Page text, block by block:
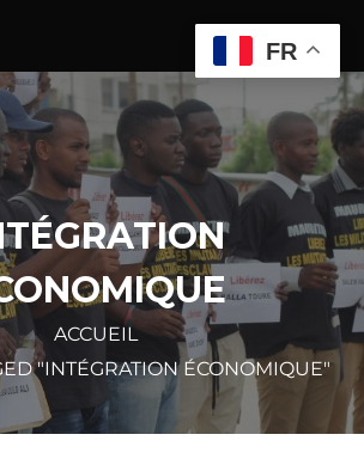
ACCUEIL
"INTÉGRATION ÉCONOMIQUE"
FR